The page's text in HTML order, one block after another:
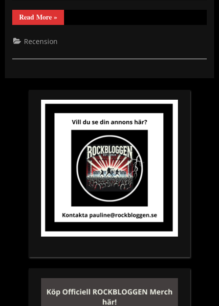
Read More“Skivrecension
Confess
em’
»
Recension